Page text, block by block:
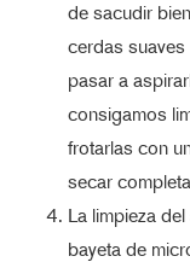
de sacudir
cerdas
pasar a
consigamos
frotarlas con
secar
La limpieza
bayeta de